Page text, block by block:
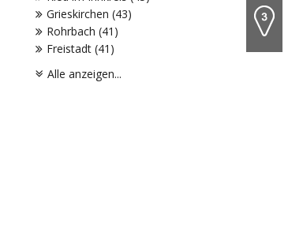
Grieskirchen (43)
Rohrbach (41)
Freistadt (41)
Alle anzeigen...